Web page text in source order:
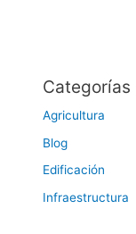
Categorías
Agricultura
Blog
Edificación
Infraestructura